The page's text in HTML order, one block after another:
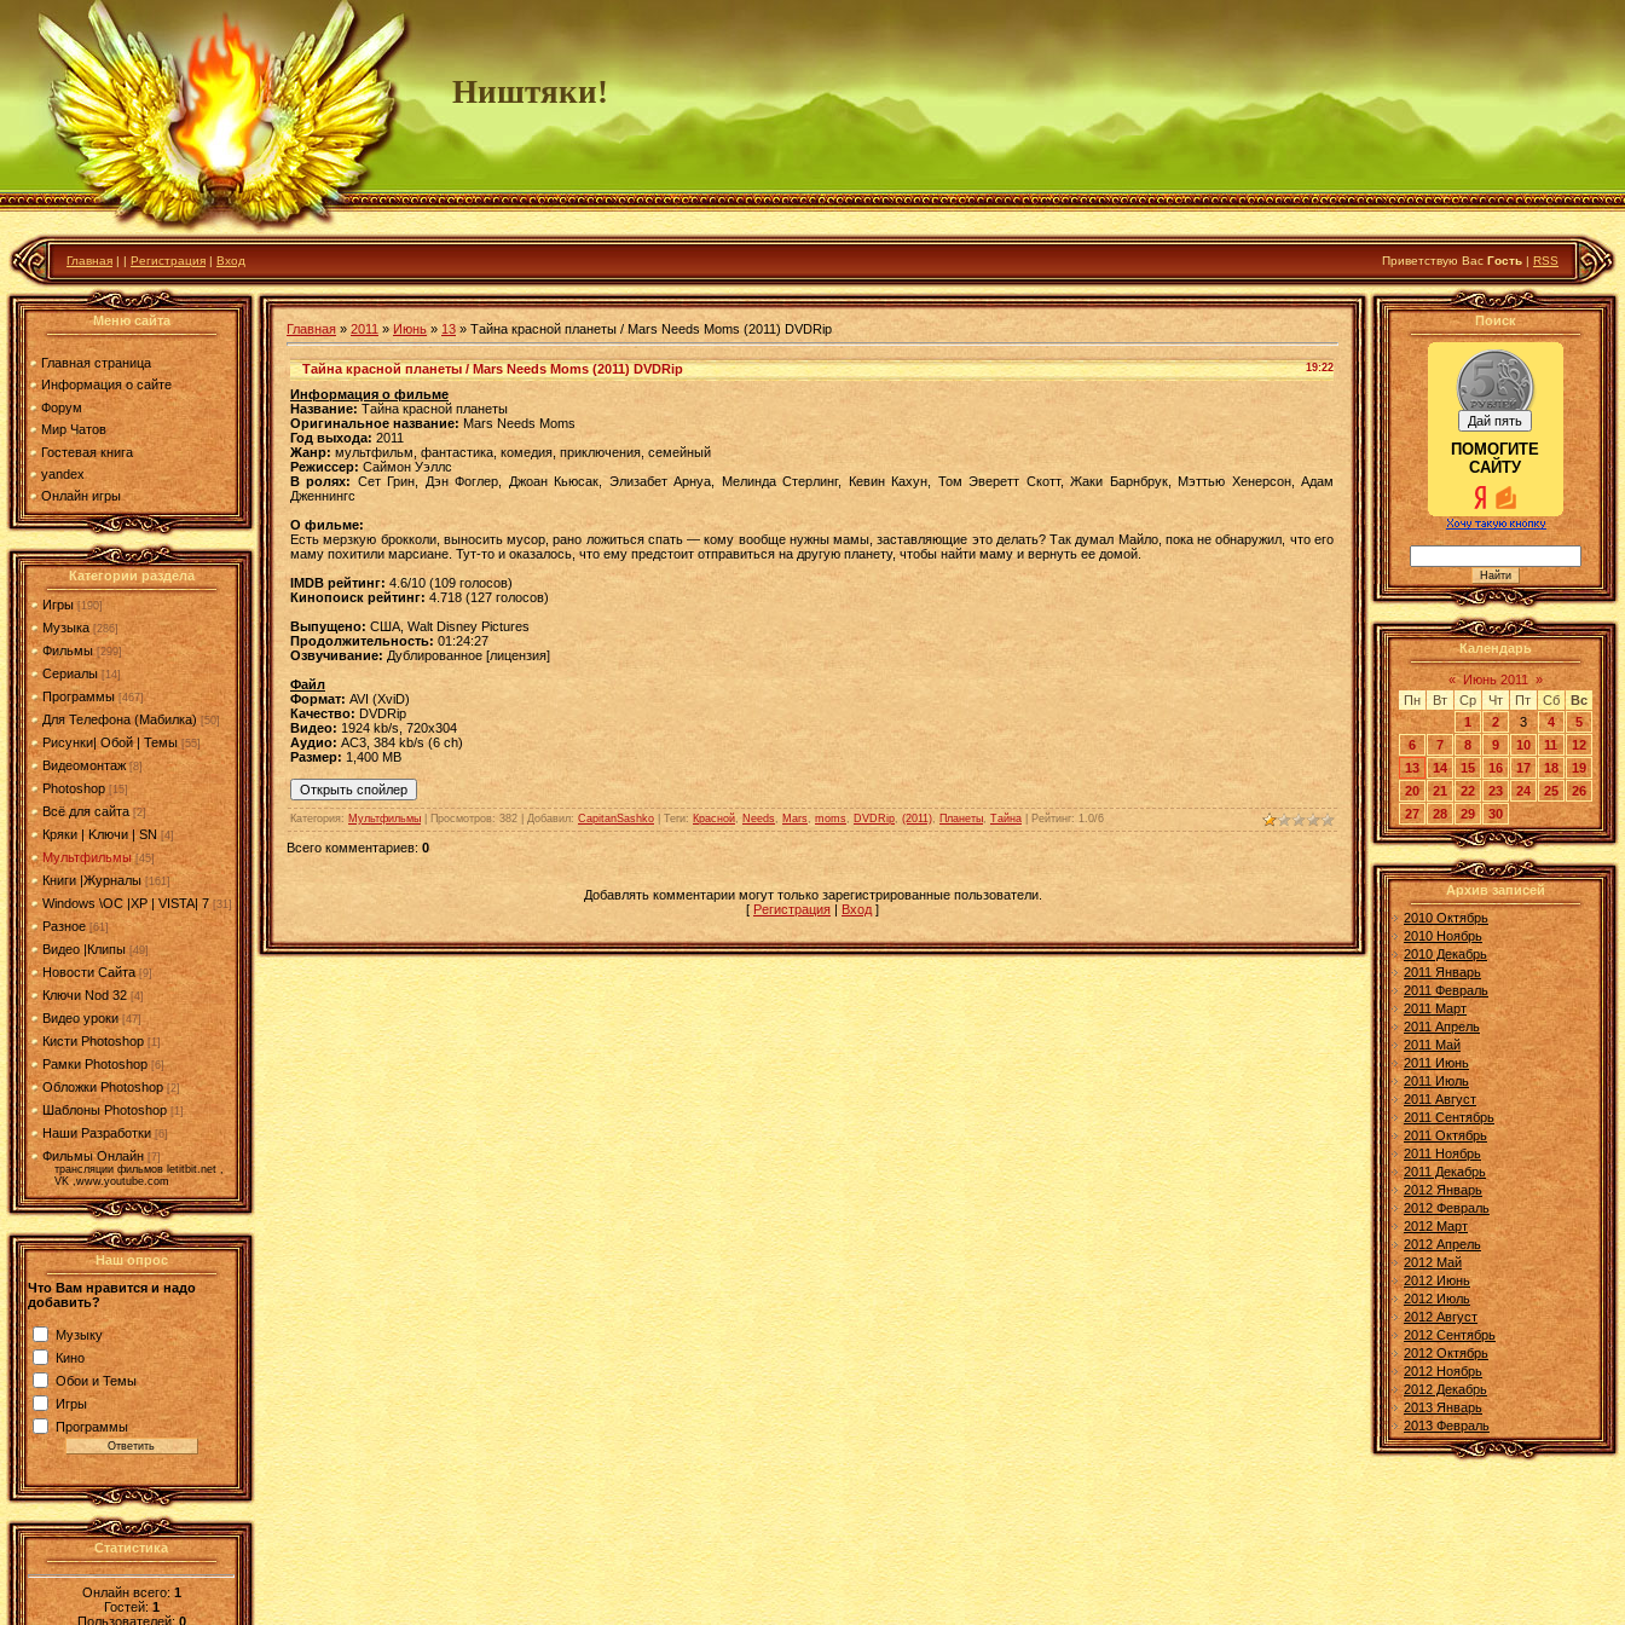
Ништяки!
Главная | | Регистрация | Вход Приветствую Вас Гость | RSS
Меню сайта
Главная страница
Информация о сайте
Форум
Мир Чатов
Гостевая книга
yandex
Онлайн игры
Категории раздела
Игры [190]
Музыка [286]
Фильмы [299]
Сериалы [14]
Программы [467]
Для Телефона (Мабилка) [50]
Рисунки| Обой | Темы [55]
Видеомонтаж [8]
Photoshop [15]
Всё для сайта [2]
Кряки | Kлючи | SN [4]
Мультфильмы [45]
Книги |Журналы [161]
Windows \OC |XP | VISTA| 7 [31]
Разное [61]
Видео |Клипы [49]
Новости Сайта [9]
Ключи Nod 32 [4]
Видео уроки [47]
Кисти Photoshop [1]
Рамки Photoshop [6]
Обложки Photoshop [2]
Шаблоны Photoshop [1]
Наши Разработки [6]
Фильмы Онлайн [7]
трансляции фильмов letitbit.net ,
VK ,www.youtube.com
Наш опрос
Что Вам нравится и надо
добавить?
Музыку
Кино
Обои и Темы
Игры
Программы
Статистика
Онлайн всего:1
Гостей:1
Пользователей: 0
Главная » 2011 » Июнь » 13 » Тайна красной планеты / Mars Needs Moms (2011) DVDRip
19:22
Тайна красной планеты / Mars Needs Moms (2011) DVDRip
Информация о фильме
Название: Тайна красной планеты
Оригинальное название: Mars Needs Moms
Год выхода: 2011
Жанр: мультфильм, фантастика, комедия, приключения, семейный
Режиссер: Саймон Уэллс
В ролях: Сет Грин, Дэн Фоглер, Джоан Кьюсак, Элизабет Арнуа, Мелинда Стерлинг, Кевин Кахун, Том Эверетт Скотт, Жаки Барнбрук, Мэттью Хенерсон, Адам
Дженнингс
О фильме:
Есть мерзкую брокколи, выносить мусор, рано ложиться спать — кому вообще нужны мамы, заставляющие это делать? Так думал Майло, пока не обнаружил, что его
маму похитили марсиане. Тут-то и оказалось, что ему предстоит отправиться на другую планету, чтобы найти маму и вернуть ее домой.
IMDB рейтинг: 4.6/10 (109 голосов)
Кинопоиск рейтинг: 4.718 (127 голосов)
Выпущено: США, Walt Disney Pictures
Продолжительность: 01:24:27
Озвучивание: Дублированное [лицензия]
Файл
Формат: AVI (XviD)
Качество: DVDRip
Видео: 1924 kb/s, 720x304
Аудио: AC3, 384 kb/s (6 ch)
Размер: 1,400 MB
Категория: Мультфильмы Просмотров: 382 | Добавил: CapitanSashko Теги: Красной Needs Mars moms DVDRip (2011) Планеты Тайна Рейтинг: 1.0/6
Всего комментариев: 0
Добавлять комментарии могут только зарегистрированные пользователи.
[ Регистрация | Вход ]
Поиск
ПОМОГИТЕ
САЙТУ
Календарь
« Июнь 2011 »
Пн
Вт Ср Чт Пт Сб
Вс
1
2 3 4
5
6
7 8 9 10 11
12
13
14 15 16 17 18
19
20
21 22 23 24 25
26
27
28 29 30
Архив записей
2010 Октябрь
2010 Ноябрь
2010 Декабрь
2011 Январь
2011 Февраль
2011 Март
2011 Апрель
2011 Май
2011 Июнь
2011 Июль
2011 Август
2011 Сентябрь
2011 Октябрь
2011 Ноябрь
2011 Декабрь
2012 Январь
2012 Февраль
2012 Март
2012 Апрель
2012 Май
2012 Июнь
2012 Июль
2012 Август
2012 Сентябрь
2012 Октябрь
2012 Ноябрь
2012 Декабрь
2013 Январь
2013 Февраль